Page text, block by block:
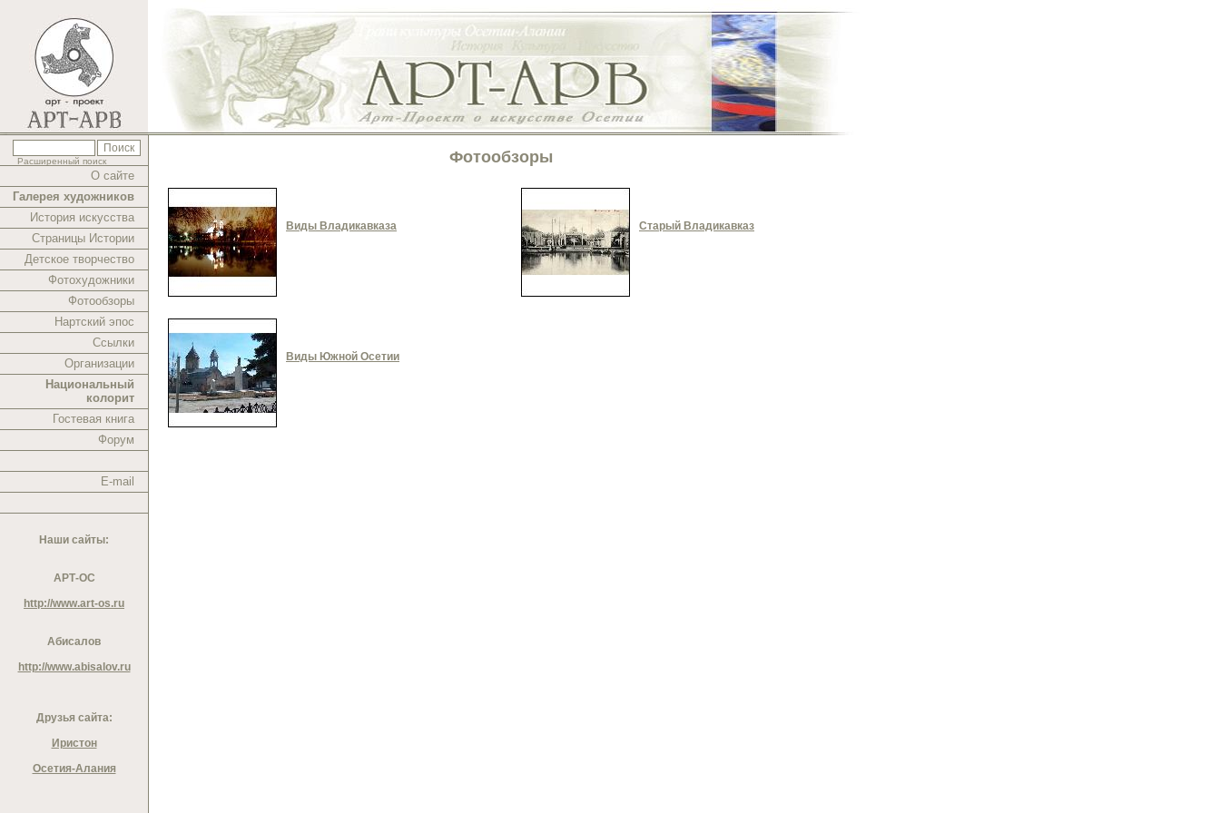
Расширенный поиск
О сайте
Галерея художников
История искусства
Страницы Истории
Детское творчество
Фотохудожники
Фотообзоры
Нартский эпос
Ссылки
Организации
Национальный
колорит
Гостевая книга
Форум
E-mail
Наши сайты:
АРТ-ОС
http://www.art-os.ru
Абисалов
http://www.abisalov.ru
Друзья сайта:
Иристон
Осетия-Алания
Фотообзоры
Виды Владикавказа
Виды Южной Осетии
Старый Владикавказ